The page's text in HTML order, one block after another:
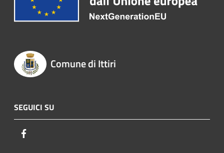
Comune di Ittiri
SEGUICI SU